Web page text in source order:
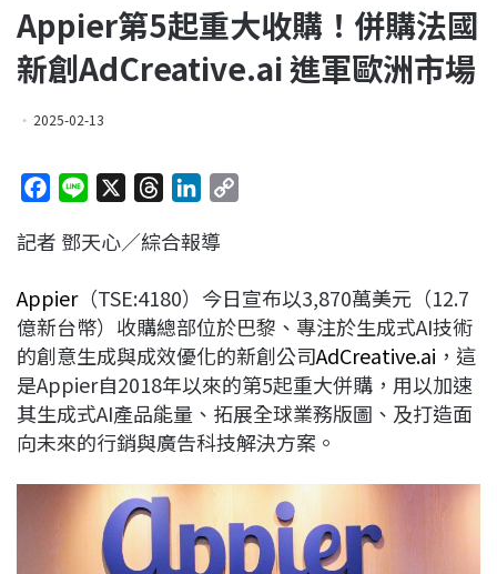
Appier第5起重大收購！併購法國
新創AdCreative.ai 進軍歐洲市場
2025-02-13
c
b
o
o
k
n
r
a
d
s
n
e
d
I
n
L
i
n
k
記者 鄧天心／綜合報導
Appier（TSE:4180）今日宣布以3,870萬美元（12.7
億新台幣）收購總部位於巴黎、專注於生成式AI技術
的創意生成與成效優化的新創公司AdCreative.ai ，這
是Appier自2018年以來的第5起重大併購，用以加速
其生成式AI產品能量、拓展全球業務版圖、及打造面
向未來的行銷與廣告科技解決方案。